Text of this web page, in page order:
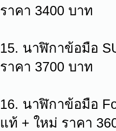
ราคา 3400 บาท
15. นาฬิกาข้อมือ
ราคา 3700 บาท
16. นาฬิกาข้อมือ
แท้ + ใหม่ ราคา